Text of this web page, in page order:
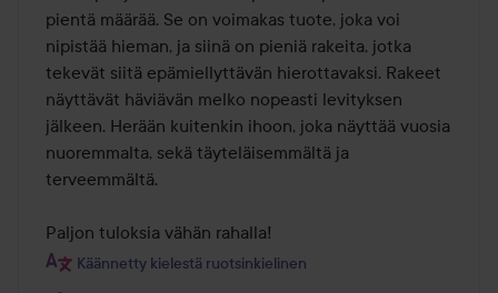
pientä määrää. Se on voimakas tuote, joka voi
nipistää hieman, ja siinä on pieniä rakeita, jotka
tekevät siitä epämiellyttävän hierottavaksi. Rakeet
näyttävät häviävän melko nopeasti levityksen
jälkeen. Herään kuitenkin ihoon, joka näyttää vuosia
nuoremmalta, sekä täyteläisemmältä ja
terveemmältä.
Paljon tuloksia vähän rahalla!
Käännetty kielestä ruotsinkielinen